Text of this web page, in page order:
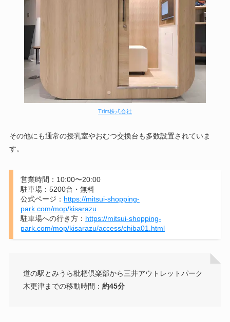
Trim株式会社
その他にも通常の授乳室やおむつ交換台も多数設置されていま
す。
営業時間：10:00〜20:00
駐車場：5200台・無料
公式ページ： https://mitsui-shopping-
park.com/mop/kisarazu
駐車場への行き方： https://mitsui-shopping-
park.com/mop/kisarazu/access/chiba01.html
道の駅とみうら枇杷倶楽部から三井アウトレットパーク
木更津までの移動時間： 約45分